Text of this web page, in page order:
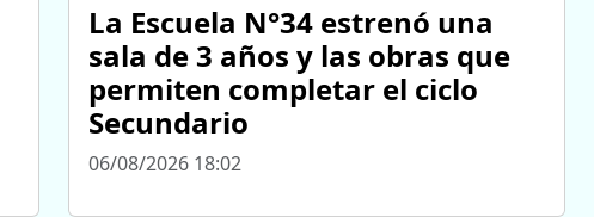
La Escuela N°34 estrenó una
sala de 3 años y las obras que
permiten completar el ciclo
Secundario
06/08/2026 18:02